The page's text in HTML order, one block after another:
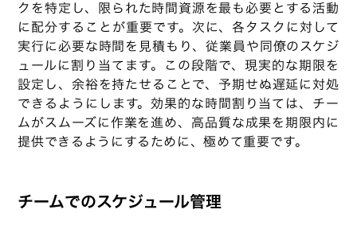
クを特定し、限られた時間資源を最も必要とする活動
に配分することが重要です。次に、各タスクに対して
実行に必要な時間を見積もり、従業員や同僚のスケジ
ュールに割り当てます。この段階で、現実的な期限を
設定し、余裕を持たせることで、予期せぬ遅延に対処
できるようにします。効果的な時間割り当ては、チー
ムがスムーズに作業を進め、高品質な成果を期限内に
提供できるようにするために、極めて重要です。
チームでのスケジュール管理